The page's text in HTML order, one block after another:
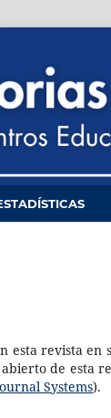
esta revista en
de esta
Systems).